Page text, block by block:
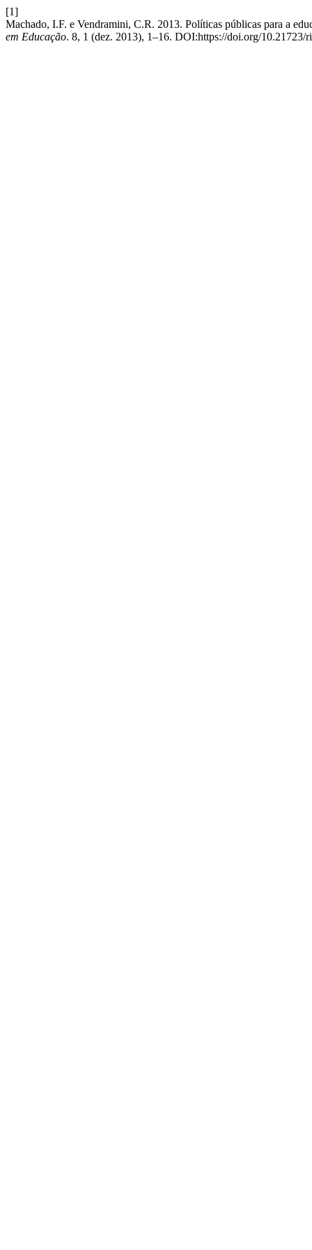
[1]
Machado, I.F. e Vendramini, C.R. 2013. Políticas públicas para a
em Educação. 8, 1 (dez. 2013), 1–16. DOI:https://doi.org/10.21723/